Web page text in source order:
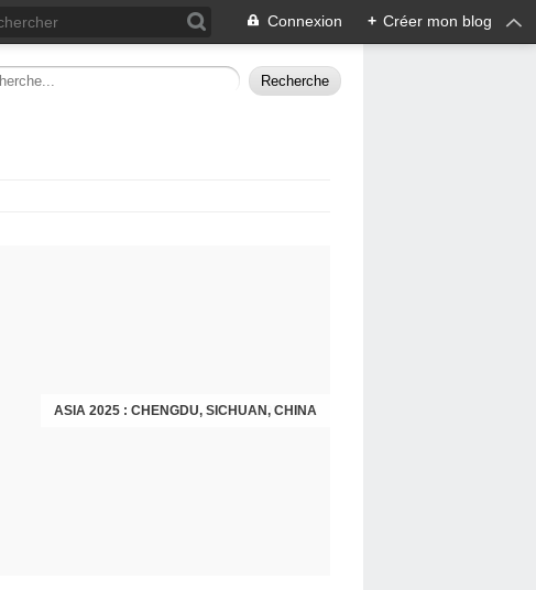
Connexion + Créer mon blog
ASIA 2025 : CHENGDU, SICHUAN, CHINA
CHENGDU 2025